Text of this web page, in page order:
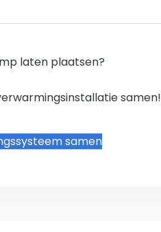
laten plaatsen?
samen!
samen